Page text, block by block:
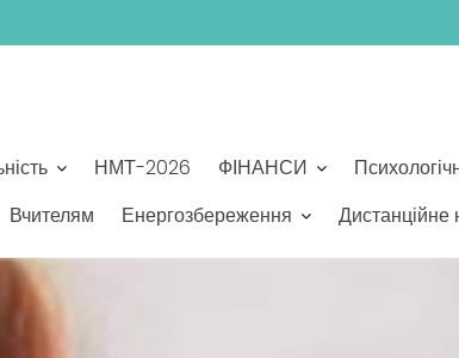
НМТ-2026 ФІНАНСИ
Вчителям Енергозбереження Дистанційне